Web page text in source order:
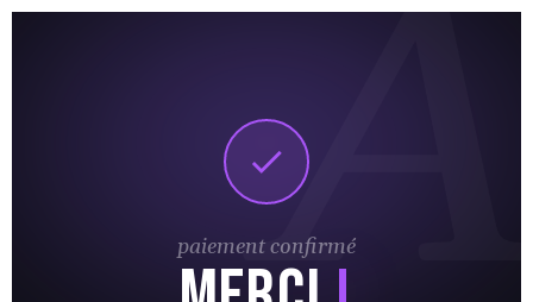
paiement confirmé